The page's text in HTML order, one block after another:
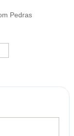
Pedras